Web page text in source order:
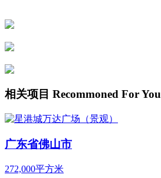
相关项目 Recommoned For You
广东省佛山市
272,000平方米